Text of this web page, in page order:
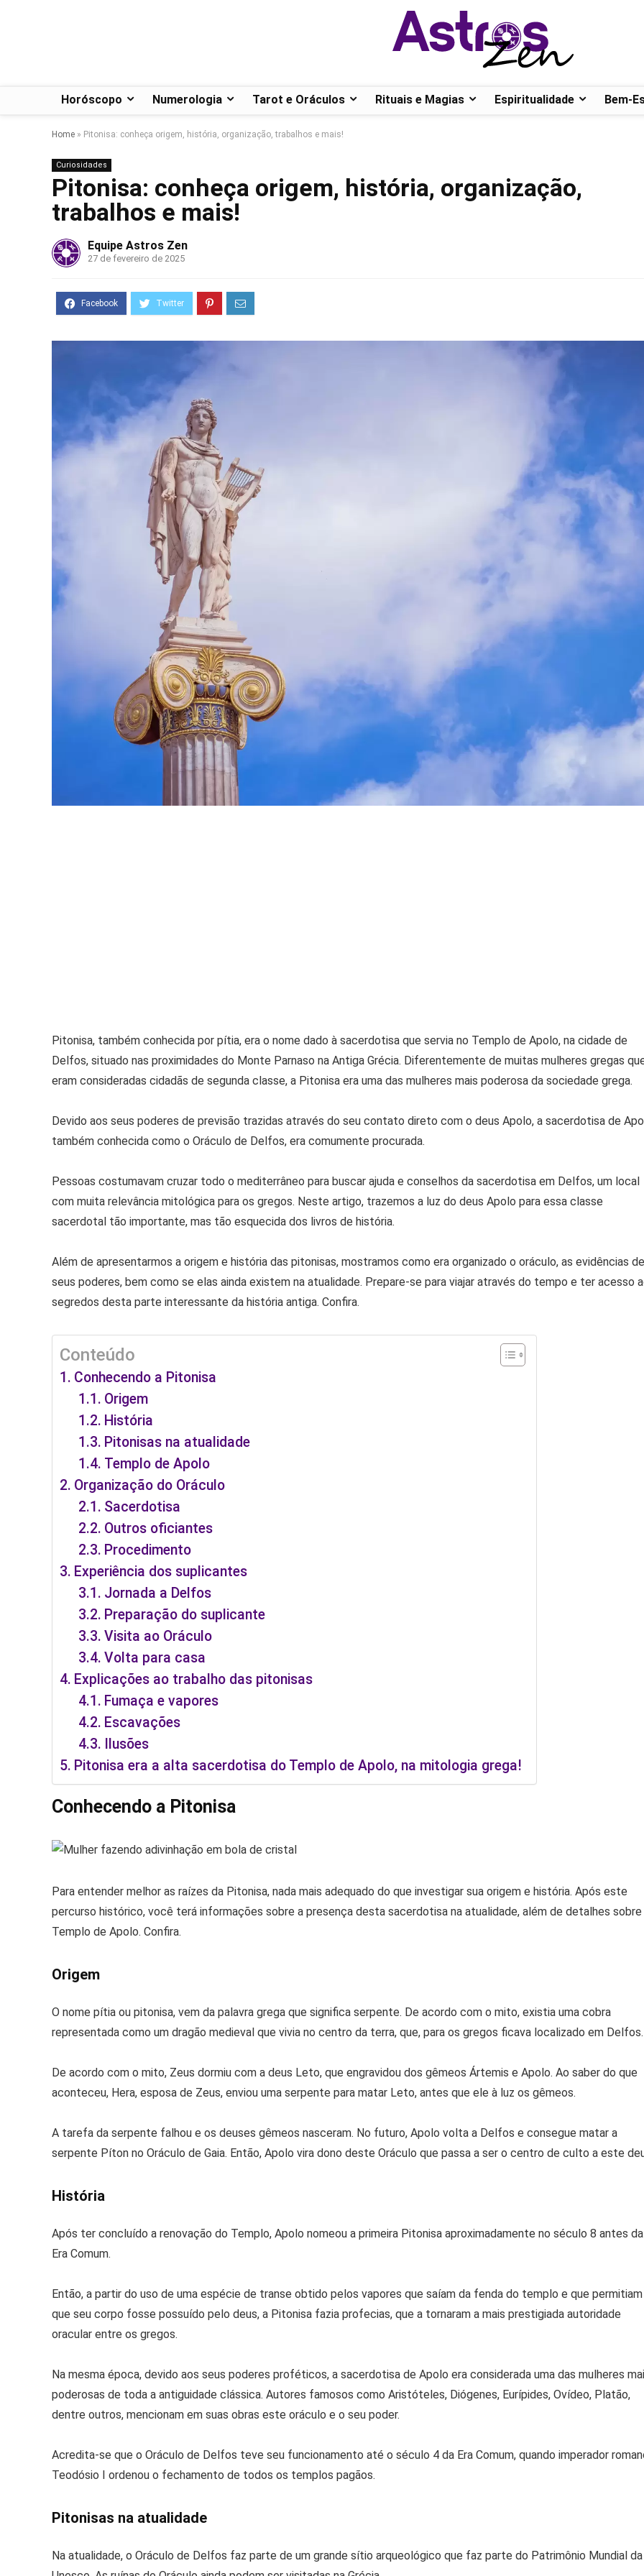
Horóscopo Numerologia Tarot e Oráculos Rituais e Magias Espiritualidade Bem-
Home » Pitonisa: conheça origem, história, organização, trabalhos e mais!
Curiosidades
Pitonisa: conheça origem, história, organização,
trabalhos e mais!
Equipe Astros Zen
27 de fevereiro de 2025
Pitonisa, também conhecida por pítia, era o nome dado à sacerdotisa que servia no Templo de Apolo, na cidade de
Delfos, situado nas proximidades do Monte Parnaso na Antiga Grécia. Diferentemente de muitas mulheres gregas
eram consideradas cidadãs de segunda classe, a Pitonisa era uma das mulheres mais poderosa da sociedade grega.
Devido aos seus poderes de previsão trazidas através do seu contato direto com o deus Apolo, a sacerdotisa de
também conhecida como o Oráculo de Delfos, era comumente procurada.
Pessoas costumavam cruzar todo o mediterrâneo para buscar ajuda e conselhos da sacerdotisa em Delfos, um local
com muita relevância mitológica para os gregos. Neste artigo, trazemos a luz do deus Apolo para essa classe
sacerdotal tão importante, mas tão esquecida dos livros de história.
Além de apresentarmos a origem e história das pitonisas, mostramos como era organizado o oráculo, as evidências de
seus poderes, bem como se elas ainda existem na atualidade. Prepare-se para viajar através do tempo e ter acesso
segredos desta parte interessante da história antiga. Confira.
Conteúdo
Conhecendo a Pitonisa
Origem
História
Pitonisas na atualidade
Templo de Apolo
Organização do Oráculo
Sacerdotisa
Outros oficiantes
Procedimento
Experiência dos suplicantes
Jornada a Delfos
Preparação do suplicante
Visita ao Oráculo
Volta para casa
Explicações ao trabalho das pitonisas
Fumaça e vapores
Escavações
Ilusões
Pitonisa era a alta sacerdotisa do Templo de Apolo, na mitologia grega!
Conhecendo a Pitonisa
Para entender melhor as raízes da Pitonisa, nada mais adequado do que investigar sua origem e história. Após este
percurso histórico, você terá informações sobre a presença desta sacerdotisa na atualidade, além de detalhes sobre
Templo de Apolo. Confira.
Origem
O nome pítia ou pitonisa, vem da palavra grega que significa serpente. De acordo com o mito, existia uma cobra
representada como um dragão medieval que vivia no centro da terra, que, para os gregos ficava localizado em Delfos.
De acordo com o mito, Zeus dormiu com a deus Leto, que engravidou dos gêmeos Ártemis e Apolo. Ao saber do que
aconteceu, Hera, esposa de Zeus, enviou uma serpente para matar Leto, antes que ele à luz os gêmeos.
A tarefa da serpente falhou e os deuses gêmeos nasceram. No futuro, Apolo volta a Delfos e consegue matar a
serpente Píton no Oráculo de Gaia. Então, Apolo vira dono deste Oráculo que passa a ser o centro de culto a este
História
Após ter concluído a renovação do Templo, Apolo nomeou a primeira Pitonisa aproximadamente no século 8 antes da
Era Comum.
Então, a partir do uso de uma espécie de transe obtido pelos vapores que saíam da fenda do templo e que permitiam
que seu corpo fosse possuído pelo deus, a Pitonisa fazia profecias, que a tornaram a mais prestigiada autoridade
oracular entre os gregos.
Na mesma época, devido aos seus poderes proféticos, a sacerdotisa de Apolo era considerada uma das mulheres
poderosas de toda a antiguidade clássica. Autores famosos como Aristóteles, Diógenes, Eurípides, Ovídeo, Platão,
dentre outros, mencionam em suas obras este oráculo e o seu poder.
Acredita-se que o Oráculo de Delfos teve seu funcionamento até o século 4 da Era Comum, quando imperador
Teodósio I ordenou o fechamento de todos os templos pagãos.
Pitonisas na atualidade
Na atualidade, o Oráculo de Delfos faz parte de um grande sítio arqueológico que faz parte do Patrimônio Mundial da